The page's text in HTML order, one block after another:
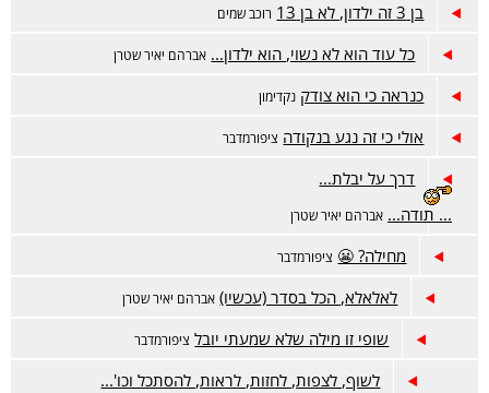
בן 3 זה ילדון, לא בן 13 רוכב שמים
כל עוד הוא לא נשוי, הוא ילדון... אברהם יאיר שטרן
כנראה כי הוא צודק נקדימון
אולי כי זה נגע בנקודה ציפורמדבר
דרך על יבלת...
... תודה... אברהם יאיר שטרן
מחילה? 😬 ציפורמדבר
לאלאלא, הכל בסדר (עכשיו) אברהם יאיר שטרן
שופי זו מילה שלא שמעתי יובל ציפורמדבר
לשוף, לצפות, לחזות, לראות, להסתכל וכו'...